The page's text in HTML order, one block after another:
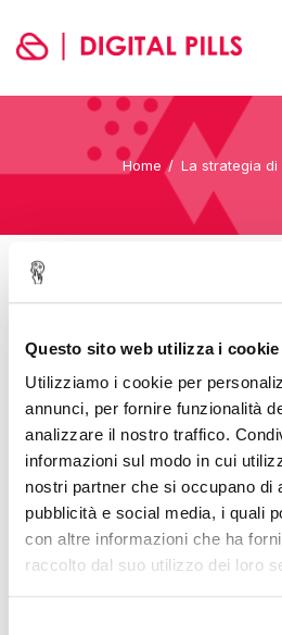
Questo sito web utilizza i cookie
Utilizziamo i cookie per
annunci, per fornire funzionalità
analizzare il nostro traffico.
informazioni sul modo in cui
nostri partner che si occupano di
pubblicità e social media, i quali
con altre informazioni che ha
raccolto dal suo utilizzo dei loro
Home La strategia di
misurazione
1.14 - TEST Modulo 1
2.1 -
Back to: